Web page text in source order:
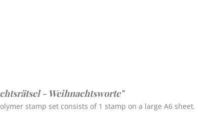
- Weihnachtsworte"
stamp set consists of 1 stamp on a large A6 sheet.